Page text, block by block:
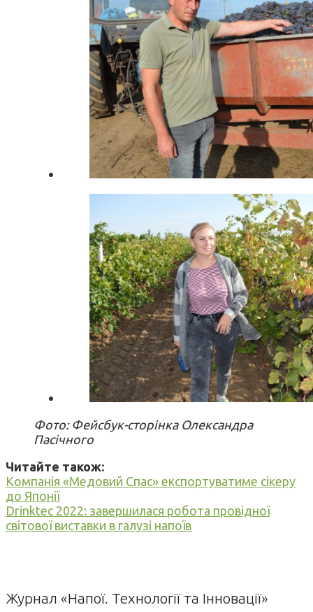
Фото: Фейсбук-сторінка Олександра
Пасічного
Читайте також:
Компанія «Медовий Спас» експортуватиме сікеру
до Японії
Drinktec 2022: завершилася робота провідної
світової виставки в галузі напоїв
Журнал «Напої. Технології та Інновації»